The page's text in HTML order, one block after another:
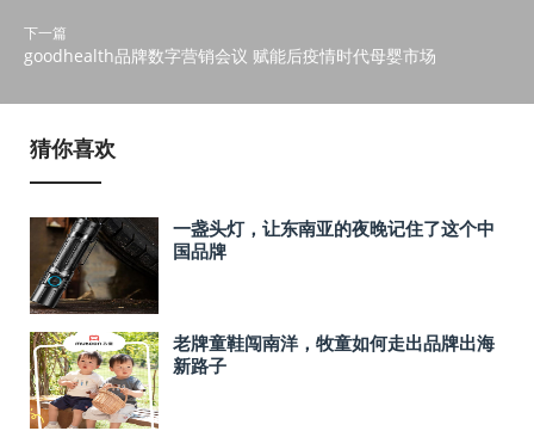
下一篇
goodhealth品牌数字营销会议 赋能后疫情时代母婴市场
猜你喜欢
一盏头灯，让东南亚的夜晚记住了这个中
国品牌
老牌童鞋闯南洋，牧童如何走出品牌出海
新路子